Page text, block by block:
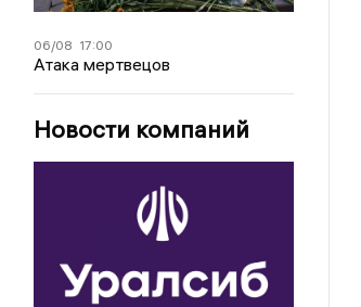
06/08 17:00
Атака мертвецов
Новости компаний